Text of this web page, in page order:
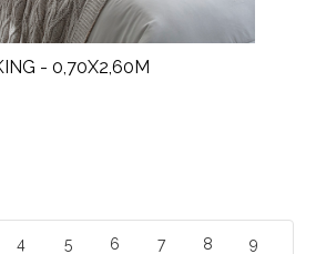
- 0,70X2,60M
4 5 6 7 8
9